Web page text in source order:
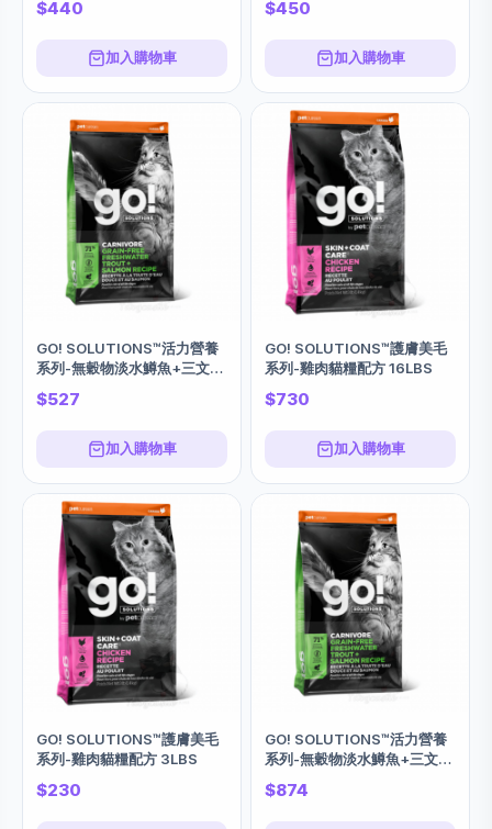
$440
加入購物車
$450
加入購物車
GO! SOLUTIONS™活力營養
系列-無穀物淡水鱒魚+三文魚
貓糧配方 8LBS
$527
加入購物車
GO! SOLUTIONS™護膚美毛
系列-雞肉貓糧配方 16LBS
$730
加入購物車
GO! SOLUTIONS™護膚美毛
系列-雞肉貓糧配方 3LBS
$230
GO! SOLUTIONS™活力營養
系列-無穀物淡水鱒魚+三文魚
貓糧配方 16LBS
$874